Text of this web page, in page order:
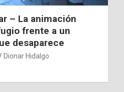
– La animación
frente a un
desaparece
Dionar Hidalgo